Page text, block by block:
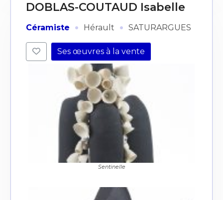
DOBLAS-COUTAUD Isabelle
Céramiste · Hérault · SATURARGUES
Ses œuvres à la vente
Sentinelle